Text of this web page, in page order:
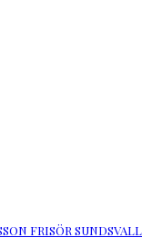
FRISÖR SUNDSVALL